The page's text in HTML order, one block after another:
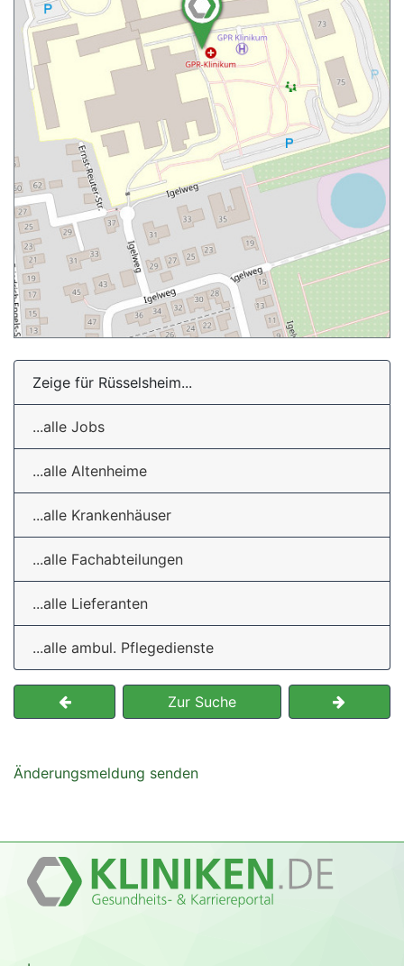
Zeige für Rüsselsheim...
...alle Jobs
...alle Altenheime
...alle Krankenhäuser
...alle Fachabteilungen
...alle Lieferanten
...alle ambul. Pflegedienste
Zur Suche
Änderungsmeldung senden